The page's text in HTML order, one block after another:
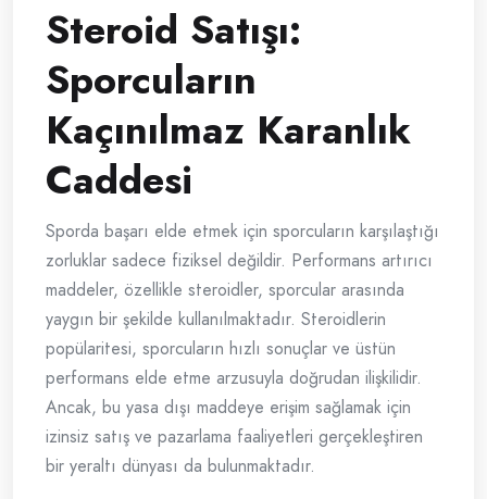
Steroid Satışı:
Sporcuların
Kaçınılmaz Karanlık
Caddesi
Sporda başarı elde etmek için sporcuların karşılaştığı
zorluklar sadece fiziksel değildir. Performans artırıcı
maddeler, özellikle steroidler, sporcular arasında
yaygın bir şekilde kullanılmaktadır. Steroidlerin
popülaritesi, sporcuların hızlı sonuçlar ve üstün
performans elde etme arzusuyla doğrudan ilişkilidir.
Ancak, bu yasa dışı maddeye erişim sağlamak için
izinsiz satış ve pazarlama faaliyetleri gerçekleştiren
bir yeraltı dünyası da bulunmaktadır.